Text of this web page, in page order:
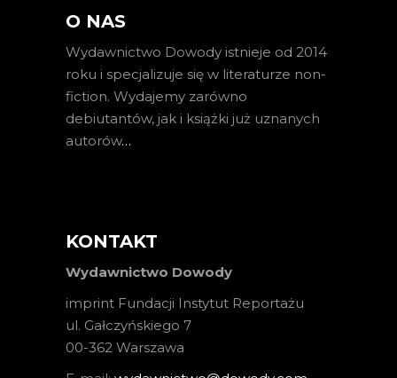
O NAS
Wydawnictwo Dowody istnieje od 2014
roku i specjalizuje się w literaturze non-
fiction. Wydajemy zarówno
debiutantów, jak i książki już uznanych
autorów…
KONTAKT
Wydawnictwo Dowody
imprint Fundacji Instytut Reportażu
ul. Gałczyńskiego 7
00-362 Warszawa